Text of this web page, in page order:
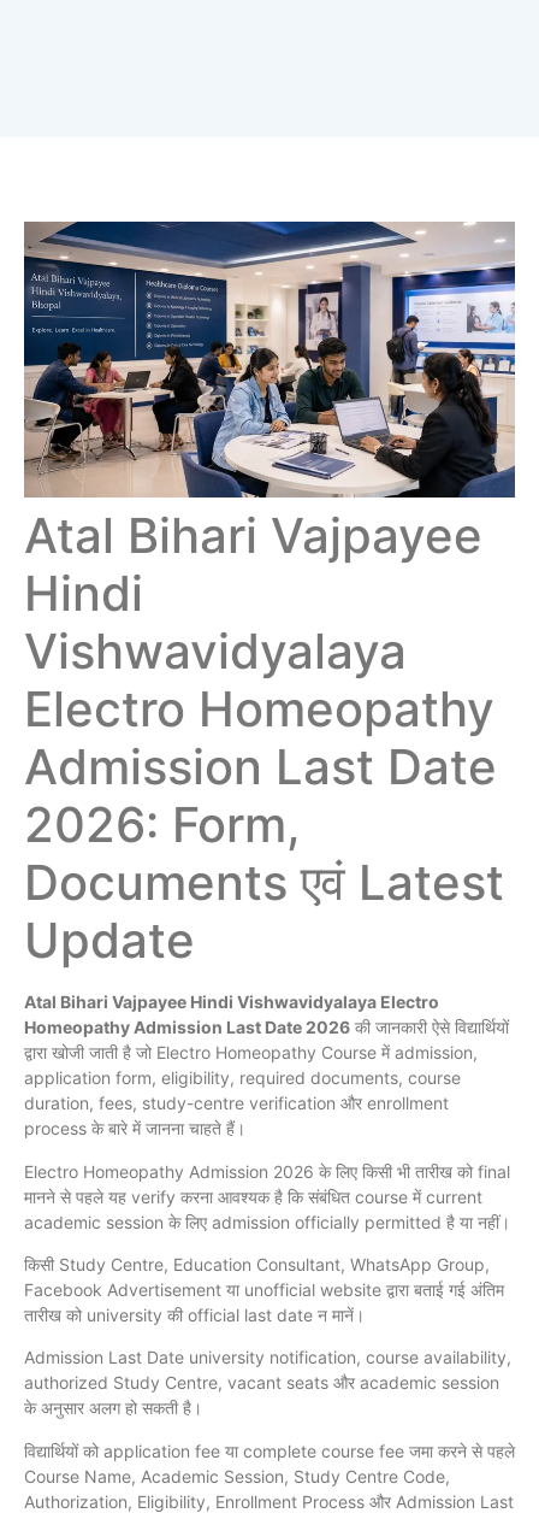
Atal Bihari Vajpayee
Hindi
Vishwavidyalaya
Electro Homeopathy
Admission Last Date
2026: Form,
Documents एवं Latest
Update
Atal Bihari Vajpayee Hindi Vishwavidyalaya Electro
Homeopathy Admission Last Date 2026 की जानकारी ऐसे विद्यार्थियों
द्वारा खोजी जाती है जो Electro Homeopathy Course में admission,
application form, eligibility, required documents, course
duration, fees, study-centre verification और enrollment
process के बारे में जानना चाहते हैं।
Electro Homeopathy Admission 2026 के लिए किसी भी तारीख को final
मानने से पहले यह verify करना आवश्यक है कि संबंधित course में current
academic session के लिए admission officially permitted है या नहीं।
किसी Study Centre, Education Consultant, WhatsApp Group,
Facebook Advertisement या unofficial website द्वारा बताई गई अंतिम
तारीख को university की official last date न मानें।
Admission Last Date university notification, course availability,
authorized Study Centre, vacant seats और academic session
के अनुसार अलग हो सकती है।
विद्यार्थियों को application fee या complete course fee जमा करने से पहले
Course Name, Academic Session, Study Centre Code,
Authorization, Eligibility, Enrollment Process और Admission Last